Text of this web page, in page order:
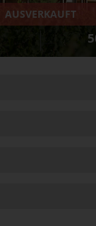
AUSVERKAUFT